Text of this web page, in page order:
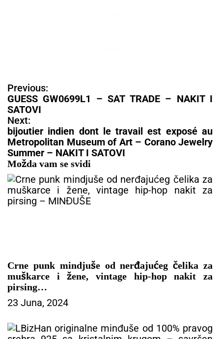
N
a
v
i
g
a
c
i
j
a
č
l
a
Previous:
GUESS GW0699L1 – SAT TRADE – NAKIT I
SATOVI
Next:
bijoutier indien dont le travail est exposé au
Metropolitan Museum of Art – Corano Jewelry
Summer – NAKIT I SATOVI
Možda vam se svidi
Crne punk mindjuše od nerđajućeg čelika za
muškarce i žene, vintage hip-hop nakit za
pirsing
– MINĐUŠE
23 Juna, 2024